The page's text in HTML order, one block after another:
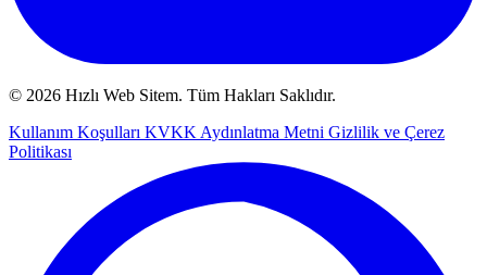
© 2026 Hızlı Web Sitem. Tüm Hakları Saklıdır.
Kullanım Koşulları KVKK Aydınlatma Metni Gizlilik ve Çerez
Politikası